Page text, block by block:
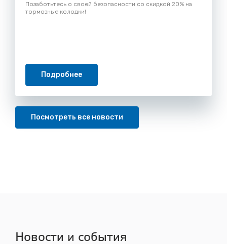
Позаботьтесь о своей безопасности со скидкой 20% на
тормозные колодки!
Подробнее
Посмотреть все новости
Новости и события